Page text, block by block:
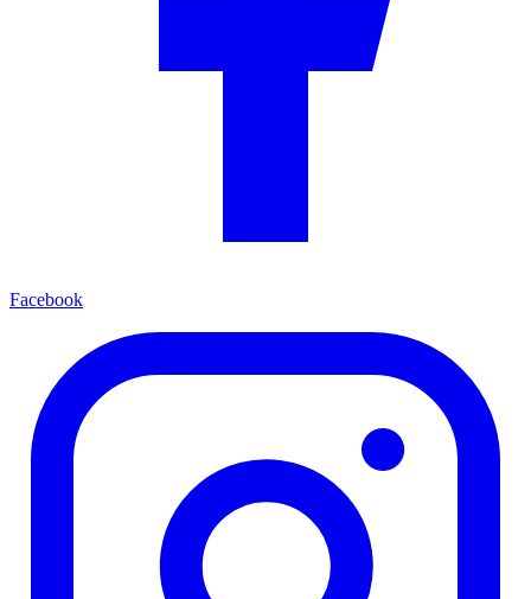
Facebook